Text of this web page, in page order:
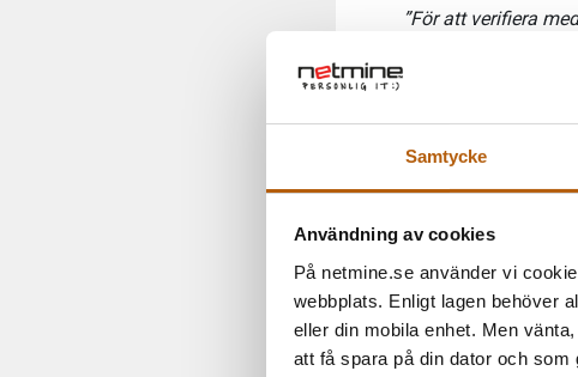
Samtycke
Användning av cookies
På netmine.se använder vi
webbplats. Enligt lagen behöver
eller din mobila enhet. Men
att få spara på din dator och
”För att verifiera
en prototyp är en
”Vi jobbar tätt ihop
jobb att ställa de
behöver inte ha en